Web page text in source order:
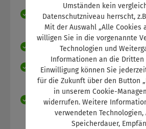
Online-Berichtsheft immer
erreichbar
Kann nicht verloren oder
Rechtschreibprüfung und
Vorschläge (eingestellt
Upload von Dokumenten
Zeichnungen
Umständen kein
Datenschutzniveau herrscht,
Mit der Auswahl „Alle Cookies
willigen Sie in die vorgenannte
Technologien und
Informationen an die Dritten
Einwilligung können Sie
für die Zukunft über den Button
in unserem Cookie-
widerrufen. Weitere
verwendeten Technologien,
Speicherdauer,